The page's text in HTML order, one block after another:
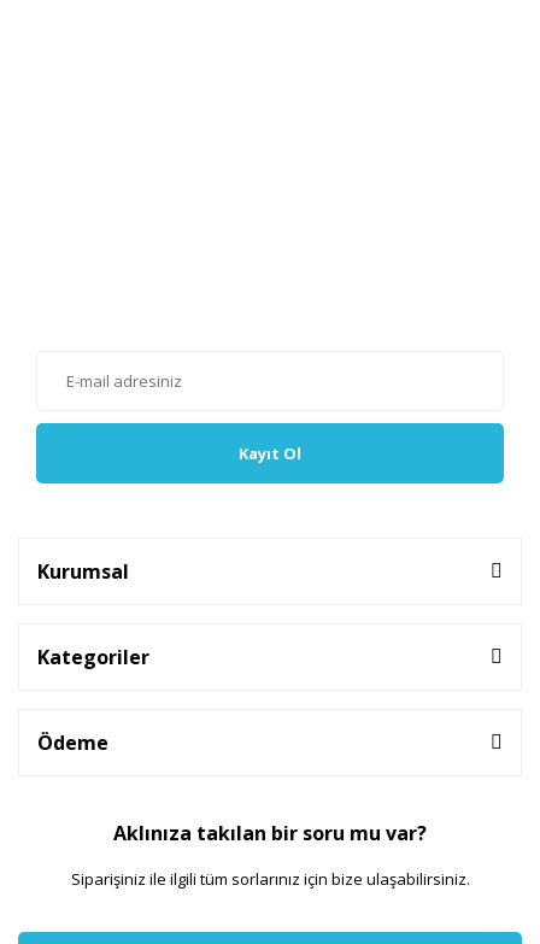
Kayıt Ol
Kurumsal
Kategoriler
Ödeme
Aklınıza takılan bir soru mu var?
Siparişiniz ile ilgili tüm sorlarınız için bize ulaşabilirsiniz.